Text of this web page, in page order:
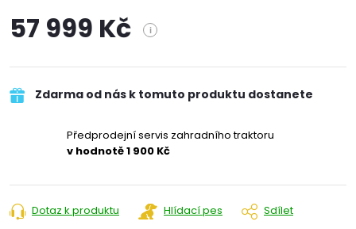
57 999 Kč i
cena:
Zdarma od nás k tomuto produktu dostanete
Předprodejní servis zahradního traktoru
v hodnotě 1 900 Kč
Dotaz k produktu Hlídací pes Sdílet